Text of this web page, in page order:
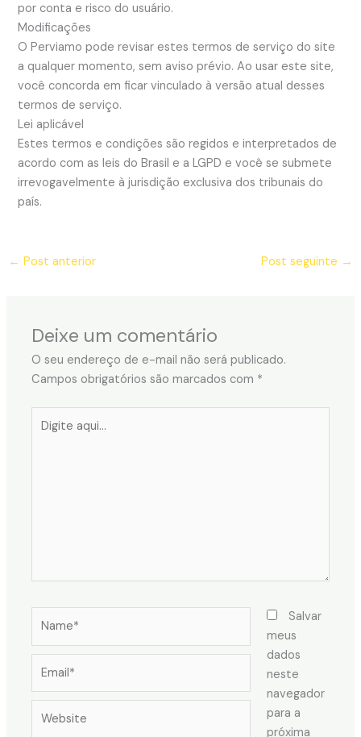
por conta e risco do usuário.
Modificações
O Perviamo pode revisar estes termos de serviço do site
a qualquer momento, sem aviso prévio. Ao usar este site,
você concorda em ficar vinculado à versão atual desses
termos de serviço.
Lei aplicável
Estes termos e condições são regidos e interpretados de
acordo com as leis do Brasil e a LGPD e você se submete
irrevogavelmente à jurisdição exclusiva dos tribunais do
país.
← Post anterior Post seguinte →
Deixe um comentário
O seu endereço de e-mail não será publicado.
Campos obrigatórios são marcados com *
aqui...
Salvar
meus
dados
neste
navegador
para a
próxima